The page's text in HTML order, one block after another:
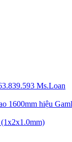
giá sỉ